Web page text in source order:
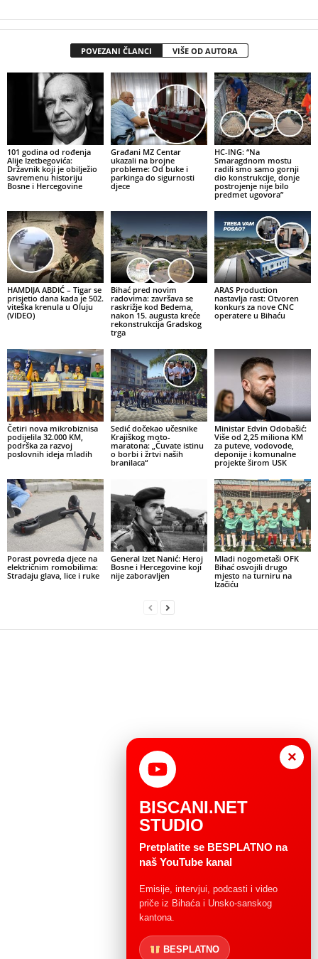
POVEZANI ČLANCI VIŠE OD AUTORA
101 godina od rođenja
Alije Izetbegovića:
Državnik koji je obilježio
savremenu historiju
Bosne i Hercegovine
Građani MZ Centar
ukazali na brojne
probleme: Od buke i
parkinga do sigurnosti
djece
HC-ING: “Na
Smaragdnom mostu
radili smo samo gornji
dio konstrukcije, donje
postrojenje nije bilo
predmet ugovora”
HAMDIJA ABDIĆ – Tigar se
prisjetio dana kada je 502.
viteška krenula u Oluju
(VIDEO)
Bihać pred novim
radovima: završava se
raskrižje kod Bedema,
nakon 15. augusta kreće
rekonstrukcija Gradskog
trga
ARAS Production
nastavlja rast: Otvoren
konkurs za nove CNC
operatere u Bihaću
Četiri nova mikrobiznisa
podijelila 32.000 KM,
podrška za razvoj
poslovnih ideja mladih
Sedić dočekao učesnike
Krajiškog moto-
maratona: „Čuvate istinu
o borbi i žrtvi naših
branilaca“
Ministar Edvin Odobašić:
Više od 2,25 miliona KM
za puteve, vodovode,
deponije i komunalne
projekte širom USK
Porast povreda djece na
električnim romobilima:
Stradaju glava, lice i ruke
General Izet Nanić: Heroj
Bosne i Hercegovine koji
nije zaboravljen
Mladi nogometaši OFK
Bihać osvojili drugo
mjesto na turniru na
Izačiću
×
BISCANI.NET
STUDIO
Pretplatite se BESPLATNO na
naš YouTube kanal
Emisije, intervjui, podcasti i video
priče iz Bihaća i Unsko-sanskog
kantona.
BESPLATNO